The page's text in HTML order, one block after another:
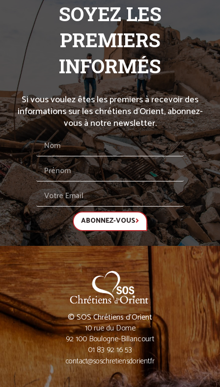
SOYEZ LES
PREMIERS
INFORMÉS
Si vous voulez êtes les premiers à recevoir des
informations sur les chrétiens d’Orient, abonnez-
vous à notre newsletter.
ABONNEZ-VOUS
© SOS Chrétiens d’Orient
10 rue du Dome
92 100 Boulogne-Billancourt
01 83 92 16 53
contact@soschretiensdorient.fr